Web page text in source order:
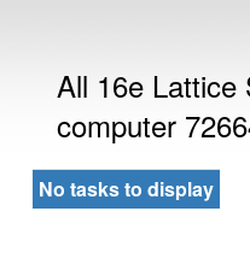
All 16e Lattice
computer
No tasks to display